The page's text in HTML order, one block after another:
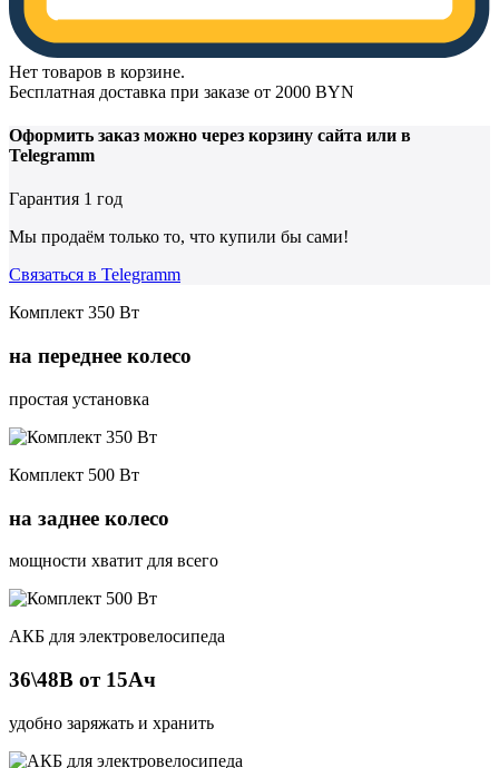
Нет товаров в корзине.
Бесплатная доставка при заказе от 2000 BYN
Оформить заказ можно через корзину сайта или в
Telegramm
Гарантия 1 год
Мы продаём только то, что купили бы сами!
Связаться в Telegramm
Комплект 350 Вт
на переднее колесо
простая установка
Комплект 500 Вт
на заднее колесо
мощности хватит для всего
АКБ для электровелосипеда
36\48В от 15Ач
удобно заряжать и хранить